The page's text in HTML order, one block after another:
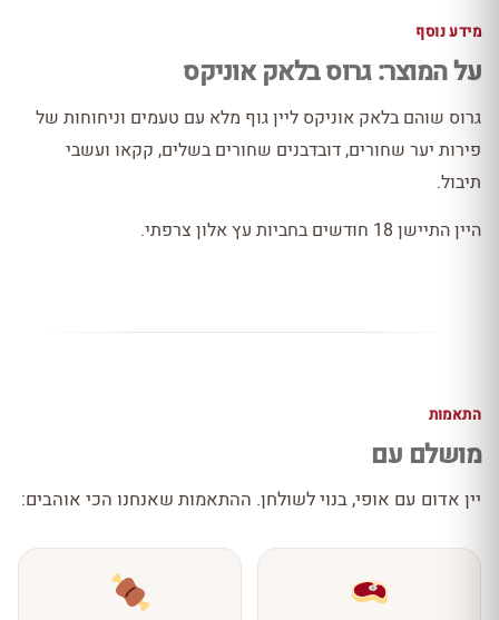
מידע נוסף
על המוצר: גרוס בלאק אוניקס
גרוס שוהם בלאק אוניקס ליין גוף מלא עם טעמים וניחוחות של
פירות יער שחורים, דובדבנים שחורים בשלים, קקאו ועשבי
תיבול.
היין התיישן 18 חודשים בחביות עץ אלון צרפתי.
התאמות
מושלם עם
יין אדום עם אופי, בנוי לשולחן. ההתאמות שאנחנו הכי אוהבים: